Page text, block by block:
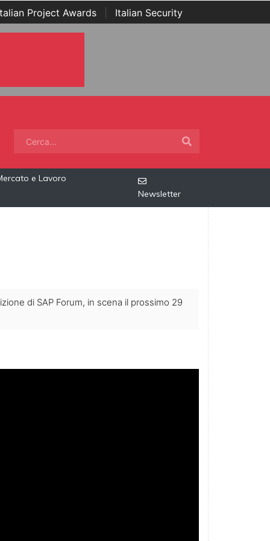
Project Awards Italian Security
e Lavoro
Newsletter
di SAP Forum, in scena il prossimo 29